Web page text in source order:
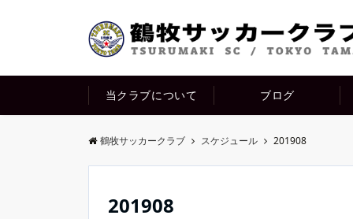
当クラブについて ブログ
鶴牧サッカークラブ スケジュール 201908
201908